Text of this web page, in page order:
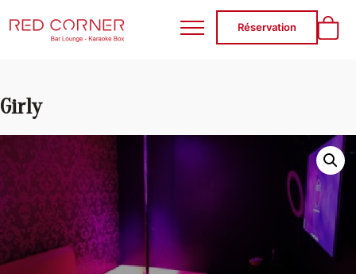
RED CORNER
Réservation
Girly